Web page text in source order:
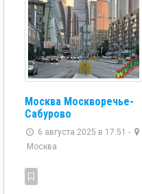
Москва Москворечье-
Сабурово
6 августа 2025 в 17:51 -
Москва